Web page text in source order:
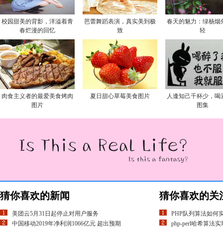
校园甜美的背影，洋溢着青
春烂漫的回忆
芭蕾舞蹈表演，真实美到极
致
春天的魅力：绿杨烟
轻
肉食主义者的最爱美食烤肉
图片
夏日甜心草莓美食图片
人逢知己千杯少，喝
图集
猜你喜欢的新闻
美团云5月31日起停止对用户服务
中国移动2019年净利润1066亿元 超出预期
猜你喜欢的关
PHP队列算法如何
php-perl哈希算法实